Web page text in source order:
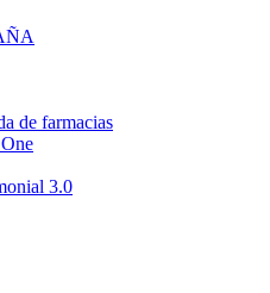
de farmacias
3.0